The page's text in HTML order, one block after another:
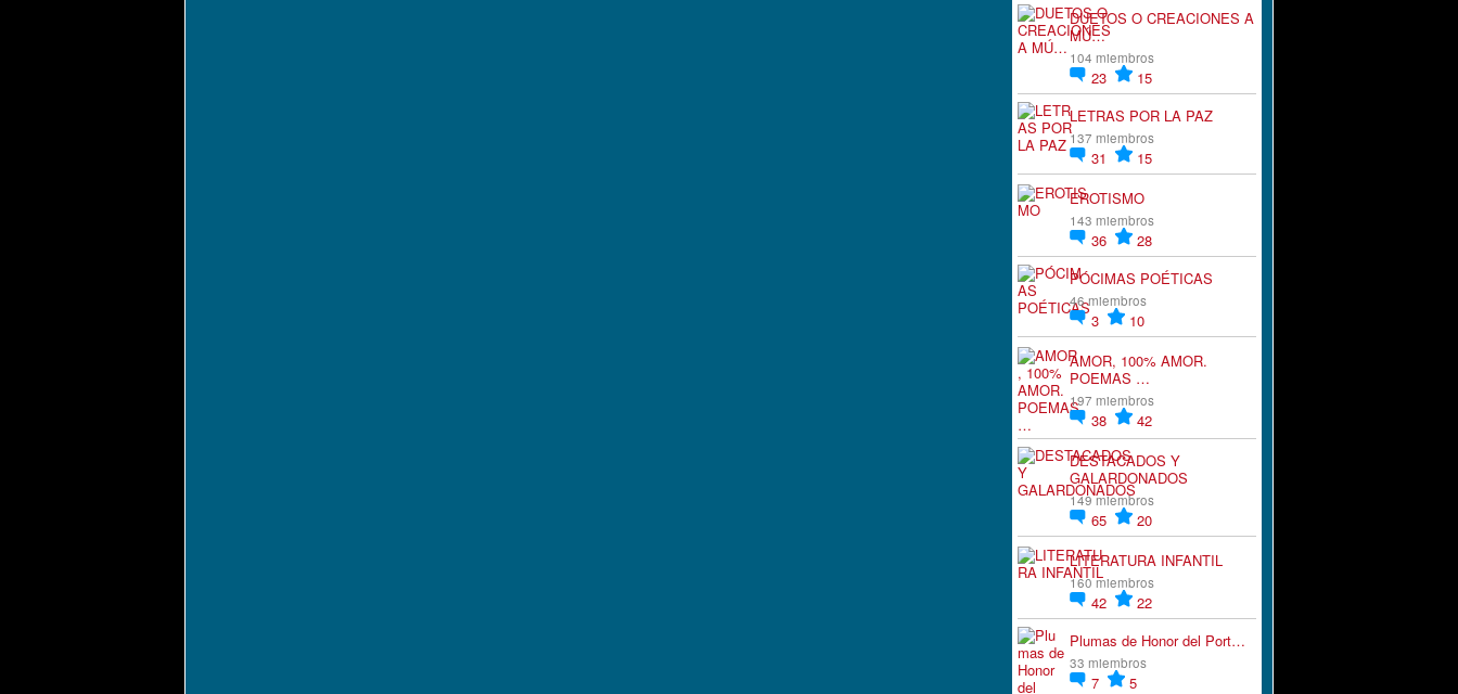
DUETOS O CREACIONES A
MÚ…
104 miembros
23
15
LETRAS POR LA PAZ
137 miembros
31
15
EROTISMO
143 miembros
36
28
PÓCIMAS POÉTICAS
46 miembros
3
10
AMOR, 100% AMOR.
POEMAS …
197 miembros
38
42
DESTACADOS Y
GALARDONADOS
149 miembros
65
20
LITERATURA INFANTIL
160 miembros
42
22
Plumas de Honor del Port…
33 miembros
7 5